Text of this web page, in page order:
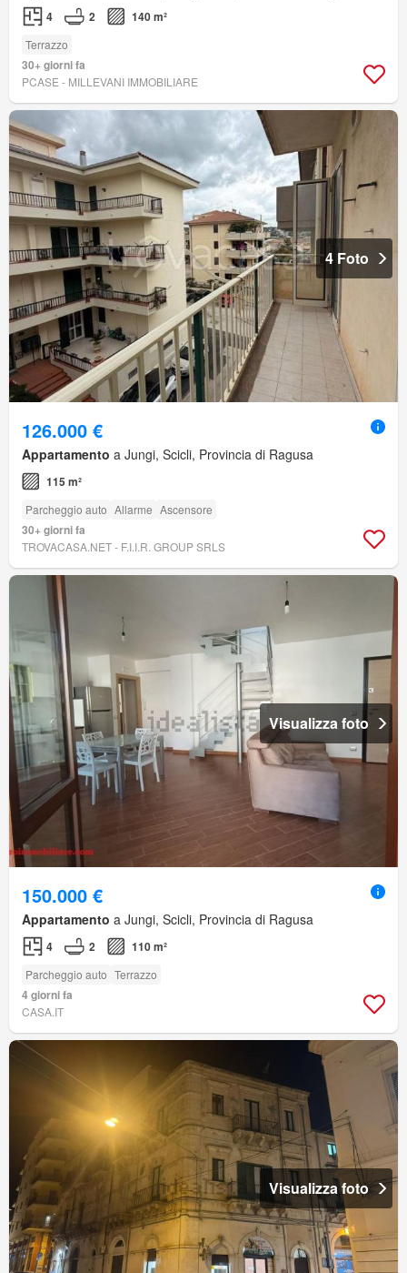
4 2 140 m²
Terrazzo
30+ giorni fa
PCASE - MILLEVANI IMMOBILIARE
4 Foto
126.000 €
Appartamento a Jungi, Scicli, Provincia di Ragusa
115 m²
Parcheggio auto Allarme Ascensore
30+ giorni fa
TROVACASA.NET - F.I.I.R. GROUP SRLS
Visualizza foto
150.000 €
Appartamento a Jungi, Scicli, Provincia di Ragusa
4 2 110 m²
Parcheggio auto Terrazzo
4 giorni fa
CASA.IT
Visualizza foto